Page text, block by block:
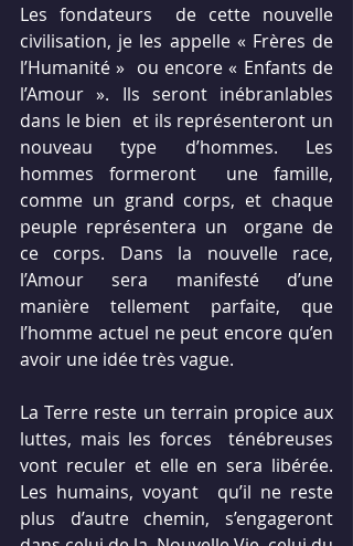
Les fondateurs  de cette nouvelle
civilisation, je les appelle « Frères de
l’Humanité »  ou encore « Enfants de
l’Amour ». Ils seront inébranlables
dans le bien  et ils représenteront un
nouveau type d’hommes. Les
hommes formeront  une famille,
comme un grand corps, et chaque
peuple représentera un  organe de
ce corps. Dans la nouvelle race,
l’Amour sera manifesté d’une
manière tellement parfaite, que
l’homme actuel ne peut encore qu’en
avoir une idée très vague.
La Terre reste un terrain propice aux
luttes, mais les forces  ténébreuses
vont reculer et elle en sera libérée.
Les humains, voyant  qu’il ne reste
plus d’autre chemin, s’engageront